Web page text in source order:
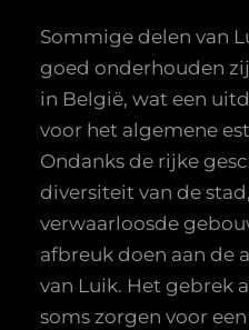
Sommige delen van
goed onderhouden
in België, wat een
voor het algemene
Ondanks de rijke
diversiteit van de
verwaarloosde
afbreuk doen aan de
van Luik. Het gebrek
soms zorgen voor